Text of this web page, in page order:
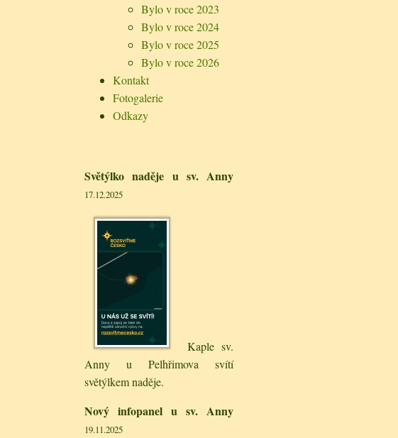
Bylo v roce 2023
Bylo v roce 2024
Bylo v roce 2025
Bylo v roce 2026
Kontakt
Fotogalerie
Odkazy
Světýlko naděje u sv. Anny
17.12.2025
Kaple sv.
Anny u Pelhřimova svítí
světýlkem naděje.
Nový infopanel u sv. Anny
19.11.2025